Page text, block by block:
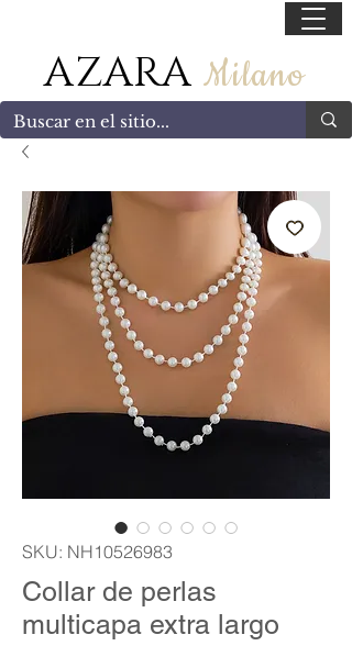
AZARA Milano
SKU: NH10526983
Collar de perlas
multicapa extra largo